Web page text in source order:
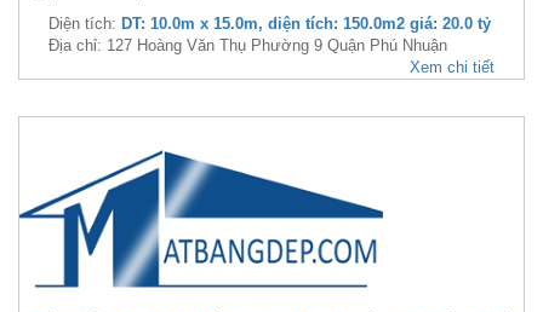
Diện tích: DT: 10.0m x 15.0m, diện tích: 150.0m2 giá: 20.0 tỷ
Địa chỉ: 127 Hoàng Văn Thụ Phường 9 Quận Phú Nhuận
Xem chi tiết